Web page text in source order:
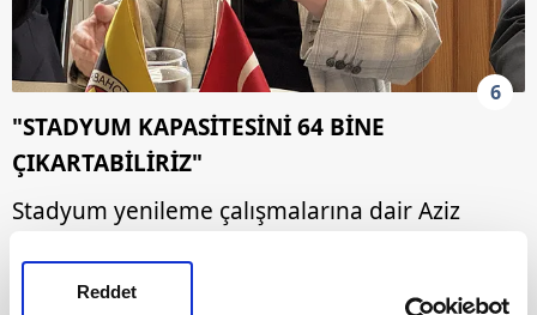
Reddet
6
"STADYUM KAPASİTESİNİ 64 BİNE
ÇIKARTABİLİRİZ"
Stadyum yenileme çalışmalarına dair Aziz
çıkartabiliriz. 50 milyon dolar harcayarak…